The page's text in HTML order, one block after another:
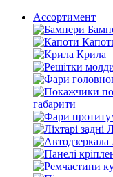
Ассортимент
Крила
габарити